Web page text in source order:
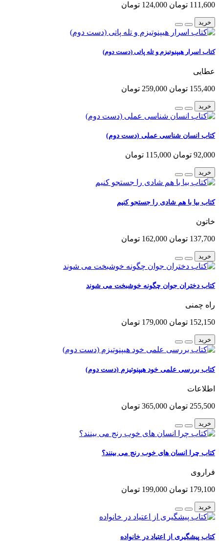
111,600 تومان 124,000 تومان
خرید
کتاب اسرار هیپنوتیزم و تله پاتی (دست دوم)
عطایی
155,400 تومان 259,000 تومان
خرید
کتاب انسان شناسی عملی (دست دوم)
92,000 تومان 115,000 تومان
خرید
کتاب بیا با هم شادی را جستجو کنیم
خاتون
137,700 تومان 162,000 تومان
خرید
کتاب دختران جوان چگونه خوشبخت می شوند
راه چمنی
152,150 تومان 179,000 تومان
خرید
کتاب بررسی علمی خود هیپنوتیزم (دست دوم)
اطلاعات
255,500 تومان 365,000 تومان
خرید
کتاب چرا انسان های خوب رنج می بینند؟
فراروی
179,100 تومان 199,000 تومان
خرید
کتاب پیشگیری از اعتیاد در خانواده